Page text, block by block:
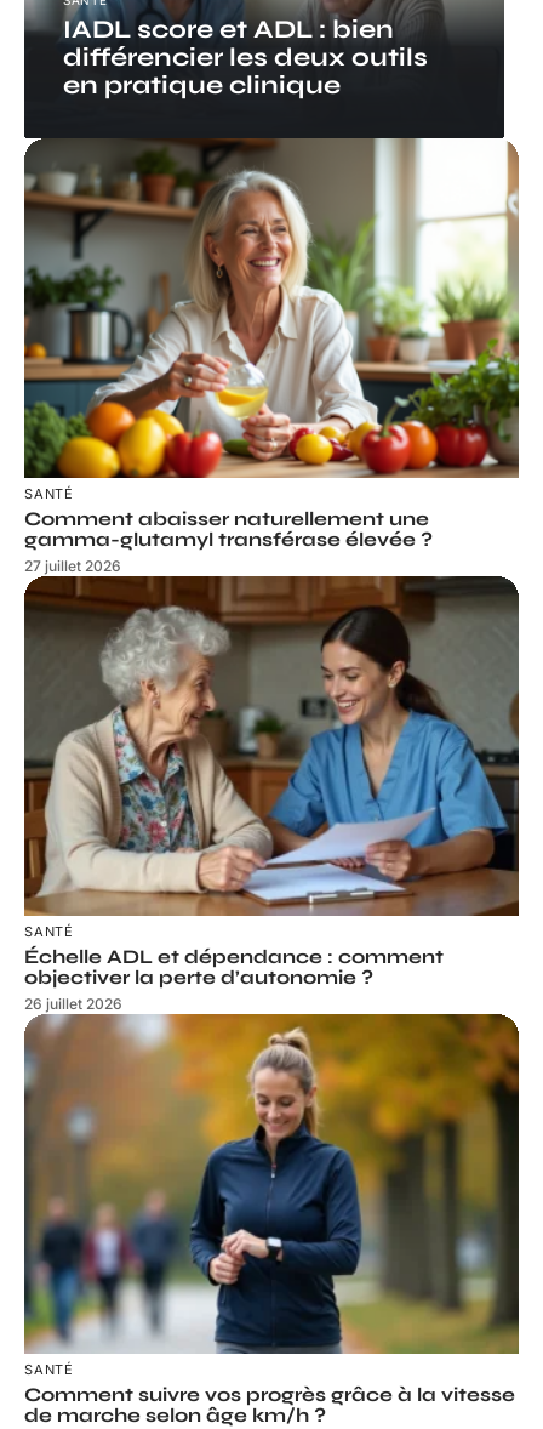
IADL score et ADL : bien
différencier les deux outils
en pratique clinique
SANTÉ
Comment abaisser naturellement une
gamma-glutamyl transférase élevée ?
27 juillet 2026
SANTÉ
Échelle ADL et dépendance : comment
objectiver la perte d’autonomie ?
26 juillet 2026
SANTÉ
Comment suivre vos progrès grâce à la vitesse
de marche selon âge km/h ?